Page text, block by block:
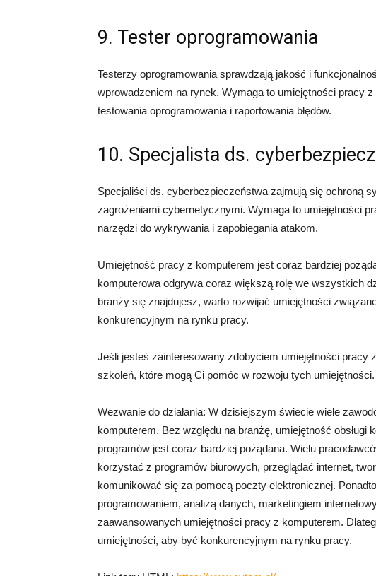
9. Tester oprogramowania
Testerzy oprogramowania sprawdzają jakość i
wprowadzeniem na rynek. Wymaga to umiejętności pracy
testowania oprogramowania i raportowania błędów.
10. Specjalista ds.
Specjaliści ds. cyberbezpieczeństwa zajmują się ochroną
zagrożeniami cybernetycznymi. Wymaga to umiejętności
narzędzi do wykrywania i zapobiegania atakom.
Umiejętność pracy z komputerem jest coraz bardziej
komputerowa odgrywa coraz większą rolę we wszystkich
branży się znajdujesz, warto rozwijać umiejętności
konkurencyjnym na rynku pracy.
Jeśli jesteś zainteresowany zdobyciem umiejętności pracy
szkoleń, które mogą Ci pomóc w rozwoju tych
Wezwanie do działania: W dzisiejszym świecie wiele
komputerem. Bez względu na branżę, umiejętność obsługi
programów jest coraz bardziej pożądana. Wielu
korzystać z programów biurowych, przeglądać internet,
komunikować się za pomocą poczty elektronicznej.
programowaniem, analizą danych, marketingiem
zaawansowanych umiejętności pracy z komputerem.
umiejętności, aby być konkurencyjnym na rynku pracy.